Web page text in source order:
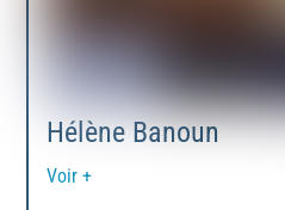
Hélène Banoun
Voir +